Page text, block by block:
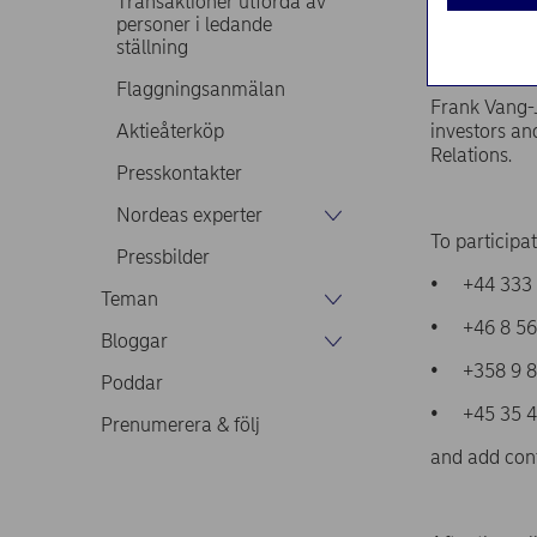
personer i ledande
ställning
Flaggningsanmälan
Aktieåterköp
Presskontakter
Nordeas experter
Pressbilder
Teman
Bloggar
Poddar
Prenumerera & följ
Frank
investors
Relations.
To
• +44 333
• +46 8
• +358 9
• +45 35
and add